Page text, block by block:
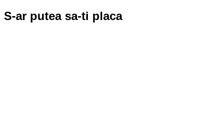
S-ar putea sa-ti placa